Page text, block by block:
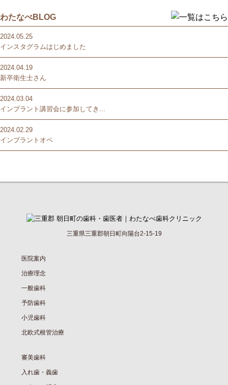
わたなべBLOG
2024.05.25
インスタグラムはじめました
2024.04.19
新卒衛生士さん
2024.03.04
インプラント講習会に参加してき...
2024.02.29
インプラントオペ
三重県三重郡朝日町向陽台2-15-19
医院案内
治療理念
一般歯科
予防歯科
小児歯科
北欧式根管治療
審美歯科
入れ歯・義歯